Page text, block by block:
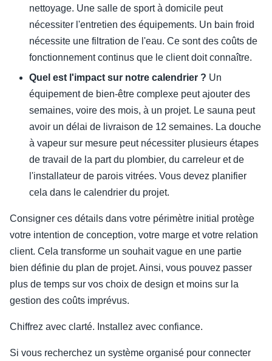
nettoyage. Une salle de sport à domicile peut
nécessiter l'entretien des équipements. Un bain froid
nécessite une filtration de l'eau. Ce sont des coûts de
fonctionnement continus que le client doit connaître.
Quel est l'impact sur notre calendrier ? Un
équipement de bien-être complexe peut ajouter des
semaines, voire des mois, à un projet. Le sauna peut
avoir un délai de livraison de 12 semaines. La douche
à vapeur sur mesure peut nécessiter plusieurs étapes
de travail de la part du plombier, du carreleur et de
l'installateur de parois vitrées. Vous devez planifier
cela dans le calendrier du projet.
Consigner ces détails dans votre périmètre initial protège
votre intention de conception, votre marge et votre relation
client. Cela transforme un souhait vague en une partie
bien définie du plan de projet. Ainsi, vous pouvez passer
plus de temps sur vos choix de design et moins sur la
gestion des coûts imprévus.
Chiffrez avec clarté. Installez avec confiance.
Si vous recherchez un système organisé pour connecter